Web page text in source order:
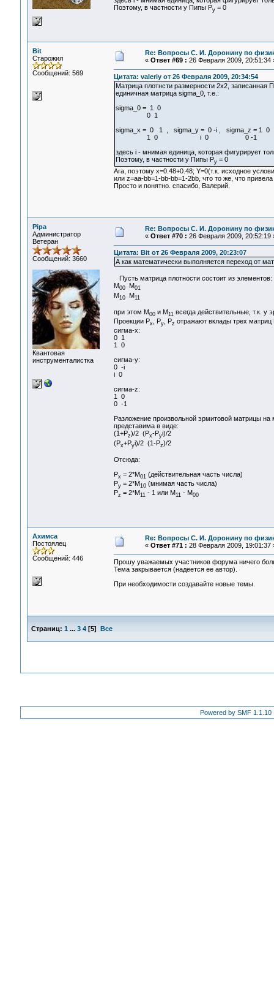
Поэтому, в частности у Пипы Ру= 0
Bit
Старожил
Сообщений: 569
Re: Вопросы С. И. Доронину по
« Ответ #69 : 26 Февраля 2009, 20:51:34
Цитата: valeriy от 26 Февраля 2009, 20:34:54
Матрица плотнсти размерности 2х2, записанная
единичная матрица sigma_0, т.е.:
sigma_0 = 1 0
0 1
sigma_x = 0 1 , sigma_y = 0 -i , sigma_z = 1 0
1 0 i 0 0 -1
здесь i - мнимая единица, которая фигурирует
Поэтому, в частности у Пипы Ру= 0
Ага, поэтому х=0.48+0.48; Y=0(т.к. исходное
или z=aa-bb=1-bb-bb=1-2bb, что то же, что
Просто и понятно. спасибо, Валерий.
Pipa
Администратор
Ветеран
Сообщений: 3660
Квантовая
инструменталистка
Re: Вопросы С. И. Доронину по
« Ответ #70 : 26 Февраля 2009, 20:52:19
Цитата: Bit от 26 Февраля 2009, 20:23:07
А как математически выполняется переход от
Пусть матрица плотности состоит из элементов:
M00M01
M10M11
при этом M00и M11 всегда действительные, т.к.
Проекции Px , Py, Pz отражают вклады трех матриц
сигма-x:
0 1
1 0
сигма-y:
0 -i
i 0
сигма-z:
1 0
0 -1
Разложение произвольной эрмитовой матрицы
представима в виде:
(1+Pz)/2 (Px-Pyi)/2
(Px+Pyi)/2 (1-Pz)/2
Отсюда:
Px = 2*M01 (действительная часть числа)
Py= 2*M10(мнимая часть числа)
Pz = 2*M11 - 1 или M11 - M00
Ахимса
Постоялец
Сообщений: 446
Re: Вопросы С. И. Доронину по
« Ответ #71 : 28 Февраля 2009, 19:01:37
Прошу уважаемых участников форума ничего
Тема закрывается (надеется ее автор).
При необходимости создавайте новые темы.
Страниц: 1 ... 3 4[5] Все
Powered by SMF 1.1.10